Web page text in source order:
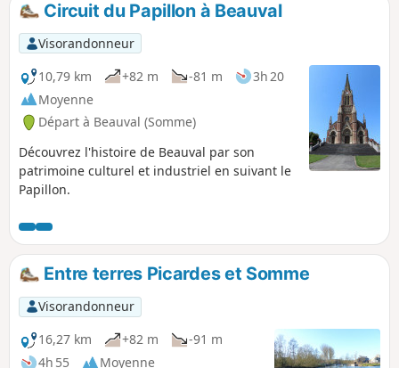
Circuit du Papillon à Beauval
Visorandonneur
10,79 km
+82 m -81 m
3h 20
Moyenne
Départ à Beauval (Somme)
Découvrez l'histoire de Beauval par son
patrimoine culturel et industriel en suivant le
Papillon.
Entre terres Picardes et Somme
Visorandonneur
16,27 km
+82 m
-91 m
4h 55
Moyenne